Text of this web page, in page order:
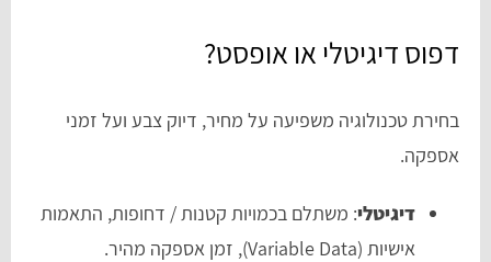
דפוס דיגיטלי או אופסט?
בחירת טכנולוגיה משפיעה על מחיר, דיוק צבע ועל זמני
אספקה.
דיגיטלי: משתלם בכמויות קטנות / דחופות, התאמות
אישיות (Variable Data), זמן אספקה מהיר.